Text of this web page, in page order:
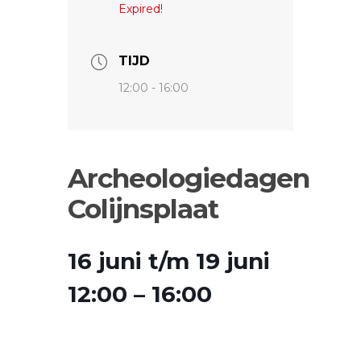
Expired!
TIJD
12:00 - 16:00
Archeologiedagen
Colijnsplaat
16 juni t/m 19 juni
12:00 – 16:00